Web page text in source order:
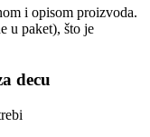
i opisom proizvoda.
u paket), što je
decu